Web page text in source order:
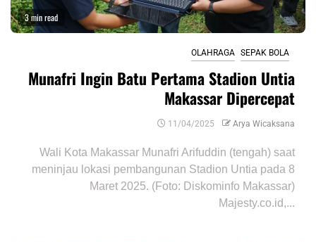
3 min read
OLAHRAGA SEPAK BOLA
Munafri Ingin Batu Pertama Stadion Untia
Makassar Dipercepat
11/04/2025 Arya Wicaksana
Wali Kota Makassar Munafri Arifuddin (tengah) saat
meninjau lokasi pembangunan Stadion Untia pada 8
Maret 2025. (Foto: Diskominfo Makassar)
Majesty.co.id,...